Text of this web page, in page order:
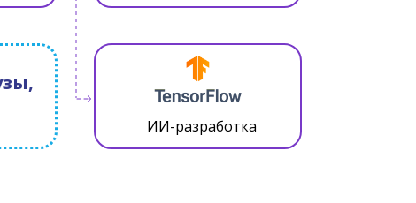
ИИ-разработка